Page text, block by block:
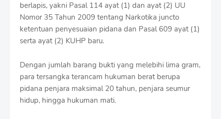
berlapis, yakni Pasal 114 ayat (1) dan ayat (2) UU
Nomor 35 Tahun 2009 tentang Narkotika juncto
ketentuan penyesuaian pidana dan Pasal 609 ayat (1)
serta ayat (2) KUHP baru.
Dengan jumlah barang bukti yang melebihi lima gram,
para tersangka terancam hukuman berat berupa
pidana penjara maksimal 20 tahun, penjara seumur
hidup, hingga hukuman mati.